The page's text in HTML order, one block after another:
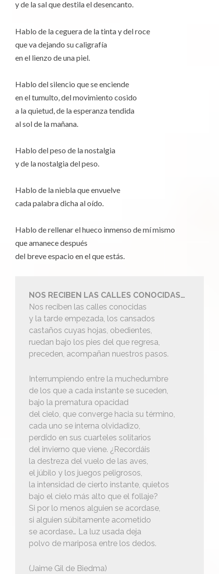
y de la sal que destila el desencanto.
Hablo de la ceguera de la tinta y del roce
que va dejando su caligrafía
en el lienzo de una piel.
Hablo del silencio que se enciende
en el tumulto, del movimiento cosido
a la quietud, de la esperanza tendida
al sol de la mañana.
Hablo del peso de la nostalgia
y de la nostalgia del peso.
Hablo de la niebla que envuelve
cada palabra dicha al oído.
Hablo de rellenar el hueco inmenso de mí mismo
que amanece después
del breve espacio en el que estás.
NOS RECIBEN LAS CALLES CONOCIDAS…
Nos reciben las calles conocidas
y la tarde empezada, los cansados
castaños cuyas hojas, obedientes,
ruedan bajo los pies del que regresa,
preceden, acompañan nuestros pasos.
Interrumpiendo entre la muchedumbre
de los que a cada instante se suceden,
bajo la prematura opacidad
del cielo, que converge hacia su término,
cada uno se interna olvidadizo,
perdido en sus cuarteles solitarios
del invierno que viene. ¿Recordáis
la destreza del vuelo de las aves,
el júbilo y los juegos peligrosos,
la intensidad de cierto instante, quietos
bajo el cielo más alto que el follaje?
Si por lo menos alguien se acordase,
si alguien súbitamente acometido
se acordase… La luz usada deja
polvo de mariposa entre los dedos.
(Jaime Gil de Biedma)